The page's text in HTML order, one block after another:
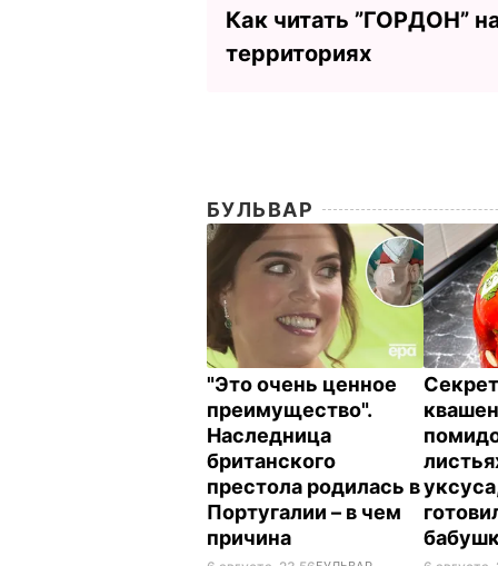
Как читать ”ГОРДОН”
территориях
БУЛЬВАР
"Это очень ценное
преимущество".
Наследница
британского
престола родилась в
Португалии – в чем
причина